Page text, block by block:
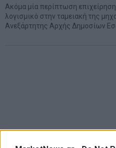
Ακόμα μία περίπτωση
λογισμικό στην ταμειακή της
Ανεξάρτητης Αρχής Δημοσίων